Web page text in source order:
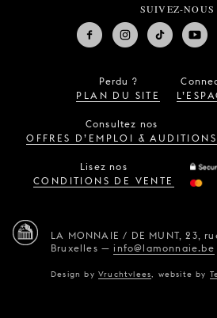
SUIVEZ-NOUS
Perdu ?
PLAN DU SITE
Consultez nos
OFFRES D’EMPLOI & AUDITIONS
Lisez nos
CONDITIONS DE VENTE
LA MONNAIE / DE MUNT, 23,
Bruxelles —info@lamonnaie.be
Design byVruchtvlees website by